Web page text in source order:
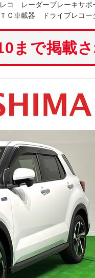
レーダーブレーキサ
車載器 ドライブレコー
まで掲載